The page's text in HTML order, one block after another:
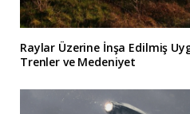
Raylar Üzerine İnşa Edilmiş
Trenler ve Medeniyet